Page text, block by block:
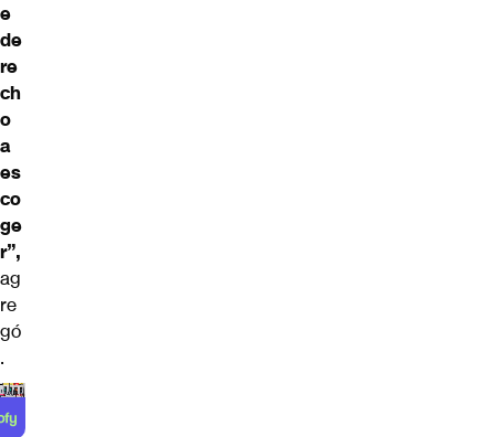
e
de
re
ch
o
a
es
co
ge
r”,
ag
re
gó
.